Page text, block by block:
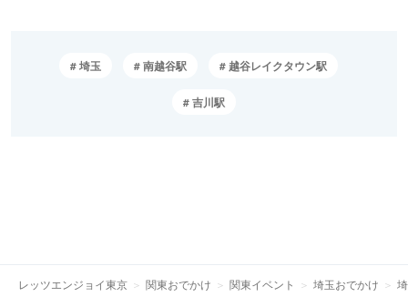
埼玉 南越谷駅 越谷レイクタウン駅
吉川駅
レッツエンジョイ東京 関東おでかけ 関東イベント 埼玉おでかけ